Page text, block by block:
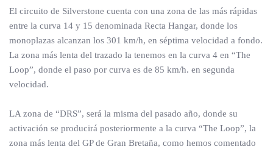
El circuito de Silverstone cuenta con una zona de las más rápidas
entre la curva 14 y 15 denominada Recta Hangar, donde los
monoplazas alcanzan los 301 km/h, en séptima velocidad a fondo.
La zona más lenta del trazado la tenemos en la curva 4 en “The
Loop”, donde el paso por curva es de 85 km/h. en segunda
velocidad.
LA zona de “DRS”, será la misma del pasado año, donde su
activación se producirá posteriormente a la curva “The Loop”, la
zona más lenta del GP de Gran Bretaña, como hemos comentado